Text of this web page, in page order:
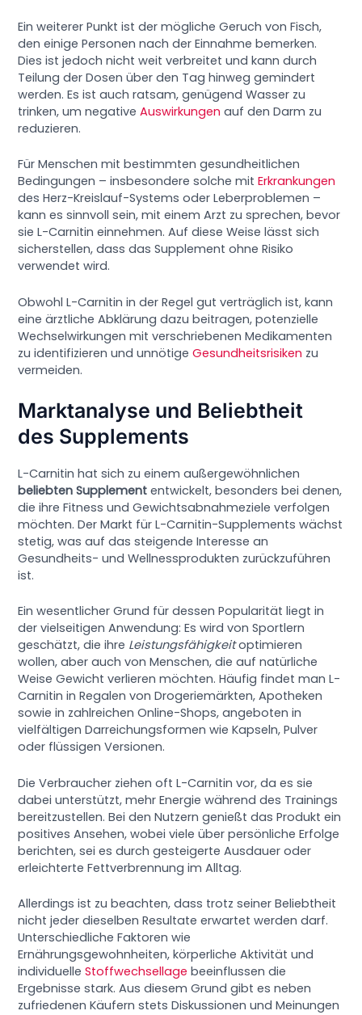
Ein weiterer Punkt ist der mögliche Geruch von Fisch,
den einige Personen nach der Einnahme bemerken.
Dies ist jedoch nicht weit verbreitet und kann durch
Teilung der Dosen über den Tag hinweg gemindert
werden. Es ist auch ratsam, genügend Wasser zu
trinken, um negativeAuswirkungen auf den Darm zu
reduzieren.
Für Menschen mit bestimmten gesundheitlichen
Bedingungen – insbesondere solche mitErkrankungen
des Herz-Kreislauf-Systems oder Leberproblemen –
kann es sinnvoll sein, mit einem Arzt zu sprechen, bevor
sie L-Carnitin einnehmen. Auf diese Weise lässt sich
sicherstellen, dass das Supplement ohne Risiko
verwendet wird.
Obwohl L-Carnitin in der Regel gut verträglich ist, kann
eine ärztliche Abklärung dazu beitragen, potenzielle
Wechselwirkungen mit verschriebenen Medikamenten
zu identifizieren und unnötigeGesundheitsrisiken zu
vermeiden.
Marktanalyse und Beliebtheit
des Supplements
L-Carnitin hat sich zu einem außergewöhnlichen
beliebten Supplement entwickelt, besonders bei denen,
die ihre Fitness und Gewichtsabnahmeziele verfolgen
möchten. Der Markt für L-Carnitin-Supplements wächst
stetig, was auf das steigende Interesse an
Gesundheits- und Wellnessprodukten zurückzuführen
ist.
Ein wesentlicher Grund für dessen Popularität liegt in
der vielseitigen Anwendung: Es wird von Sportlern
geschätzt, die ihre Leistungsfähigkeitoptimieren
wollen, aber auch von Menschen, die auf natürliche
Weise Gewicht verlieren möchten. Häufig findet man L-
Carnitin in Regalen von Drogeriemärkten, Apotheken
sowie in zahlreichen Online-Shops, angeboten in
vielfältigen Darreichungsformen wie Kapseln, Pulver
oder flüssigen Versionen.
Die Verbraucher ziehen oft L-Carnitin vor, da es sie
dabei unterstützt, mehr Energie während des Trainings
bereitzustellen. Bei den Nutzern genießt das Produkt ein
positives Ansehen, wobei viele über persönliche Erfolge
berichten, sei es durch gesteigerte Ausdauer oder
erleichterte Fettverbrennung im Alltag.
Allerdings ist zu beachten, dass trotz seiner Beliebtheit
nicht jeder dieselben Resultate erwartet werden darf.
Unterschiedliche Faktoren wie
Ernährungsgewohnheiten, körperliche Aktivität und
individuelleStoffwechsellage beeinflussen die
Ergebnisse stark. Aus diesem Grund gibt es neben
zufriedenen Käufern stets Diskussionen und Meinungen